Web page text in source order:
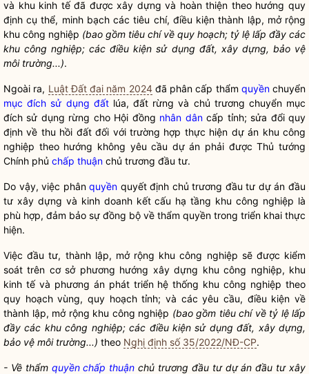
và khu kinh tế đã được xây dựng và hoàn thiện theo hướng quy
định cụ thể, minh bạch các tiêu chí, điều kiện thành lập, mở rộng
khu công nghiệp (bao gồm tiêu chí về quy hoạch; tỷ lệ lấp đầy các
khu công nghiệp; các điều kiện sử dụng đất, xây dựng, bảo vệ
môi trường...).
Ngoài ra, Luật Đất đai năm 2024đã phân cấp thẩm quyềnchuyển
mục đích sử dụng đấtlúa, đất rừng và chủ trương chuyển mục
đích sử dụng rừng cho Hội đồng nhân dâncấp tỉnh; sửa đổi quy
định về thu hồi đất đối với trường hợp thực hiện dự án khu công
nghiệp theo hướng không yêu cầu dự án phải được Thủ tướng
Chính phủ chấp thuận chủ trương đầu tư.
Do vậy, việc phânquyền quyết định chủ trương đầu tư dự án đầu
tư xây dựng và kinh doanh kết cấu hạ tầng khu công nghiệp là
phù hợp, đảm bảo sự đồng bộ về thẩm quyền trong triển khai thực
hiện.
Việc đầu tư, thành lập, mở rộng khu công nghiệp sẽ được kiểm
soát trên cơ sở phương hướng xây dựng khu công nghiệp, khu
kinh tế và phương án phát triển hệ thống khu công nghiệp theo
quy hoạch vùng, quy hoạch tỉnh; và các yêu cầu, điều kiện về
thành lập, mở rộng khu công nghiệp (bao gồm tiêu chí về tỷ lệ lấp
đầy các khu công nghiệp; các điều kiện sử dụng đất, xây dựng,
bảo vệ môi trường...) theo Nghị định số 35/2022/NĐ-CP.
- Về thẩm quyền chấp thuận chủ trương đầu tư dự án đầu tư xây